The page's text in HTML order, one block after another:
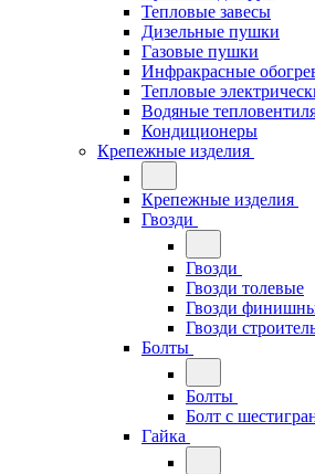
Тепловые завесы
Дизельные пушки
Газовые пушки
Инфракрасные
Тепловые
Водяные
Кондиционеры
Крепежные изделия
Крепежные изделия
Гвозди
Гвозди
Гвозди толевые
Гвозди
Гвозди
Болты
Болты
Болт с
Гайка